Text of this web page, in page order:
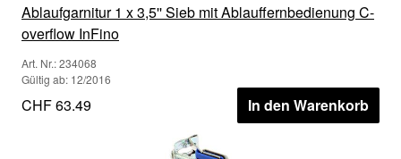
Ablaufgarnitur 1 x 3,5'' Sieb mit Ablauffernbedienung C-
overflow InFino
Art. Nr.: 234068
Gültig ab: 12/2016
CHF 63.49 In den Warenkorb